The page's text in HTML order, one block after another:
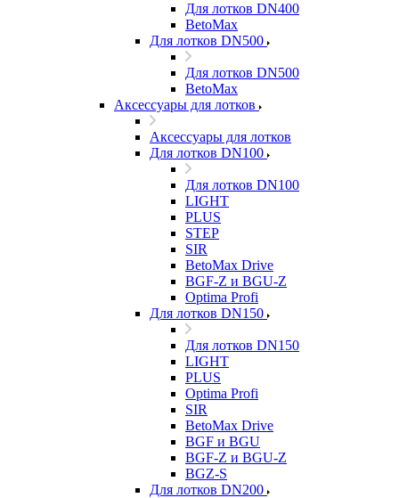
Для лотков DN400
BetoMax
Для лотков DN500
Для лотков DN500
BetoMax
Аксессуары для лотков
Аксессуары для лотков
Для лотков DN100
Для лотков DN100
LIGHT
PLUS
STEP
SIR
BetoMax Drive
BGF-Z и BGU-Z
Optima Profi
Для лотков DN150
Для лотков DN150
LIGHT
PLUS
Optima Profi
SIR
BetoMax Drive
BGF и BGU
BGF-Z и BGU-Z
BGZ-S
Для лотков DN200